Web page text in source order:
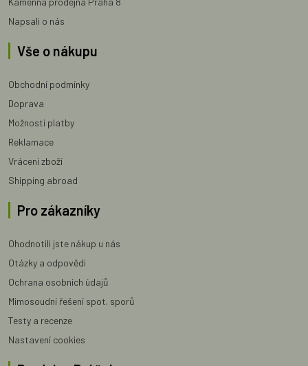
Napsali o nás
Vše o nákupu
Obchodní podmínky
Doprava
Možnosti platby
Reklamace
Vrácení zboží
Shipping abroad
Pro zákazníky
Ohodnotili jste nákup u nás
Otázky a odpovědi
Ochrana osobních údajů
Mimosoudní řešení spot. sporů
Testy a recenze
Nastavení cookies